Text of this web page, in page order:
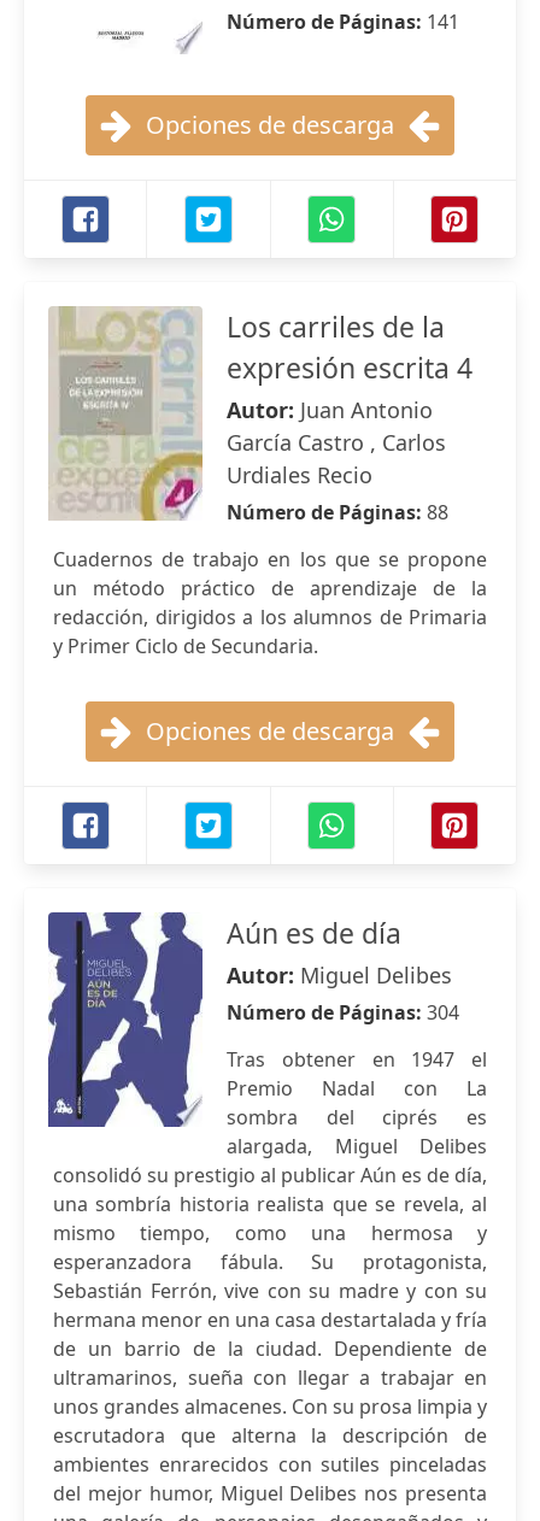
Número de Páginas: 141
Opciones de descarga
Los carriles de la
expresión escrita 4
Autor: Juan Antonio
García Castro , Carlos
Urdiales Recio
Número de Páginas: 88
Cuadernos de trabajo en los que se propone
un método práctico de aprendizaje de la
redacción, dirigidos a los alumnos de Primaria
y Primer Ciclo de Secundaria.
Opciones de descarga
Aún es de día
Autor: Miguel Delibes
Número de Páginas: 304
Tras obtener en 1947 el
Premio Nadal con La
sombra del ciprés es
alargada, Miguel Delibes
consolidó su prestigio al publicar Aún es de día,
una sombría historia realista que se revela, al
mismo tiempo, como una hermosa y
esperanzadora fábula. Su protagonista,
Sebastián Ferrón, vive con su madre y con su
hermana menor en una casa destartalada y fría
de un barrio de la ciudad. Dependiente de
ultramarinos, sueña con llegar a trabajar en
unos grandes almacenes. Con su prosa limpia y
escrutadora que alterna la descripción de
ambientes enrarecidos con sutiles pinceladas
del mejor humor, Miguel Delibes nos presenta